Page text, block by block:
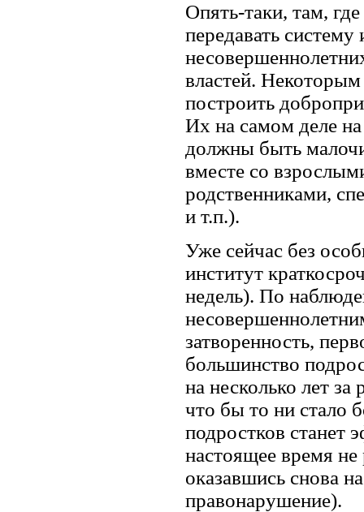
Опять-таки, там,
передавать
властей.
построить
Их на самом деле
должны быть
вместе со
родственниками,
и т.п.).
Уже сейчас без
институт
недель). По
затворенность,
большинство
на несколько лет
что бы то ни стало
подростков станет
настоящее время не
оказавшись снова
правонарушение).